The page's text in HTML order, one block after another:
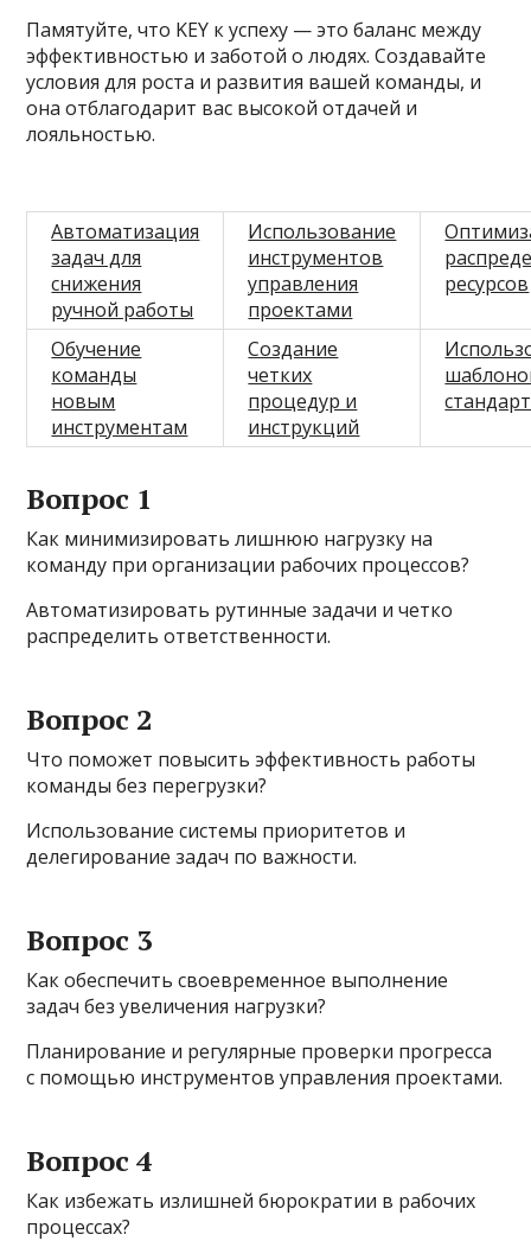
Памятуйте, что KEY к успеху — это баланс между
эффективностью и заботой о людях. Создавайте
условия для роста и развития вашей команды, и
она отблагодарит вас высокой отдачей и
лояльностью.
Автоматизация
задач для
снижения
ручной работы
Использование
инструментов
управления
проектами
ресурсов
Обучение
команды
новым
инструментам
Создание
четких
процедур и
инструкций
Вопрос 1
Как минимизировать лишнюю нагрузку на
команду при организации рабочих процессов?
Автоматизировать рутинные задачи и четко
распределить ответственности.
Вопрос 2
Что поможет повысить эффективность работы
команды без перегрузки?
Использование системы приоритетов и
делегирование задач по важности.
Вопрос 3
Как обеспечить своевременное выполнение
задач без увеличения нагрузки?
Планирование и регулярные проверки прогресса
с помощью инструментов управления проектами.
Вопрос 4
Как избежать излишней бюрократии в рабочих
процессах?